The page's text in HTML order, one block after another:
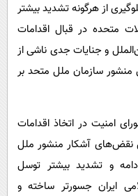
از هرگونه تشدید بیشتر
متحده در قبال اقدامات
و جنایات جدی ناشی از
سازمان ملل متحد بر
امنیت در اتخاذ اقدامات
نقض‌های آشکار منشور ملل
و تشدید بیشتر توسل
ایران جسورتر ساخته و